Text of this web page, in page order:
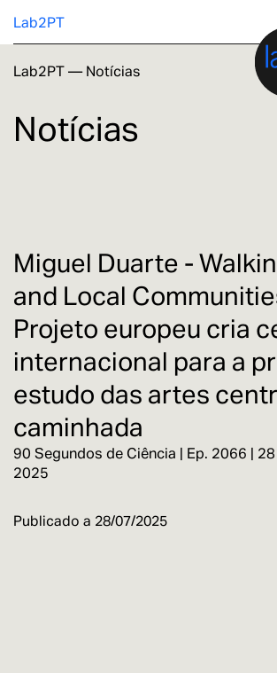
Lab2PT
Investigação
Formação
Lab2PT— Notícias
Notícias
Miguel Duarte -
and Local
Projeto europeu cria
internacional para a
estudo das artes
caminhada
90 Segundos de Ciência | Ep. 2066 |
2025
Publicado a 28/07/2025